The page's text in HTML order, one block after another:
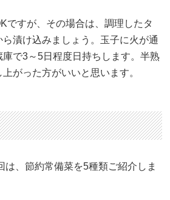
ですが、その場合は、調理したタ
漬け込みましょう。玉子に火が通
で3～5日程度日持ちします。半熟
がった方がいいと思います。
は、節約常備菜を5種類ご紹介しま